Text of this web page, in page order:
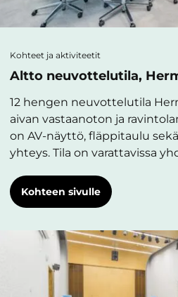
Kohteet ja aktiviteetit
Altto neuvottelutila,
12 hengen neuvottelutila
aivan vastaanoton ja
on AV-näyttö, fläppitaulu
yhteys. Tila on varattavissa
Kohteen sivulle